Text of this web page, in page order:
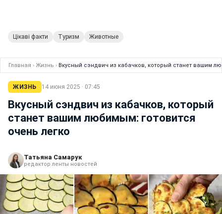
Цікаві факти Туризм Животные
Главная › Жизнь › Вкусный сэндвич из кабачков, который станет вашим
ЖИЗНЬ 14 июня 2025 · 07:45
Вкусный сэндвич из кабачков, который
станет вашим любимым: готовится
очень легко
Татьяна Самарук
редактор ленты новостей